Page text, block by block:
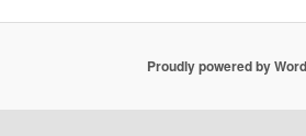
Proudly powered by